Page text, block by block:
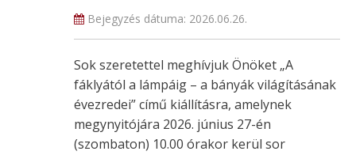
Bejegyzés dátuma: 2026.06.26.
Sok szeretettel meghívjuk Önöket „A
fáklyától a lámpáig – a bányák világításának
évezredei” című kiállításra, amelynek
megynyitójára 2026. június 27-én
(szombaton) 10.00 órakor kerül sor